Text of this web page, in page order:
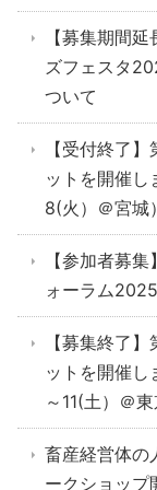
【募集期間
ズフェスタ
ついて
【受付終了
ットを開催
8(火）＠宮城）
【参加者募
ォーラム
【募集終了
ットを開催
～11(土）＠東
畜産経営体の
ークショップ